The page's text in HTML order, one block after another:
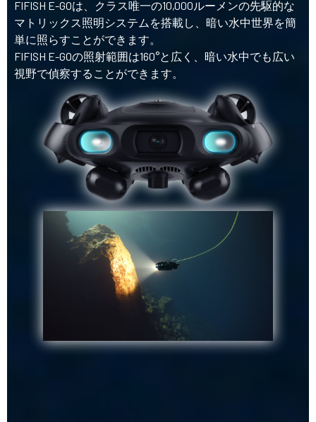
FIFISH E-GOは、クラス唯一の10,000ルーメンの先駆的な
マトリックス照明システムを搭載し、暗い水中世界を簡
単に照らすことができます。
FIFISH E-GOの照射範囲は160°と広く、暗い水中でも広い
視野で偵察することができます。